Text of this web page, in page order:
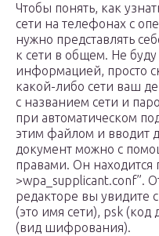
Чтобы понять, как
сети на телефонах с
нужно представлять
к сети в общем. Не
информацией, просто
какой-либо сети ваш
с названием сети и
при автоматическом
этим файлом и вводит
документ можно с
правами. Он находится
>wpa_supplicant.conf”.
редакторе вы увидите
(это имя сети), psk (код
(вид шифрования).